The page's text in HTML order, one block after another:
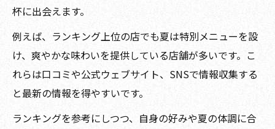
杯に出会えます。
例えば、ランキング上位の店でも夏は特別メニューを設
け、爽やかな味わいを提供している店舗が多いです。こ
れらは口コミや公式ウェブサイト、SNSで情報収集する
と最新の情報を得やすいです。
ランキングを参考にしつつ、自身の好みや夏の体調に合